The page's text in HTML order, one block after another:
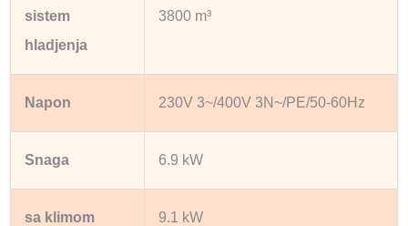
sistem
hladjenja
3800 m³
Napon 230V 3~/400V 3N~/PE/50-60Hz
Snaga 6.9 kW
sa klimom 9.1 kW